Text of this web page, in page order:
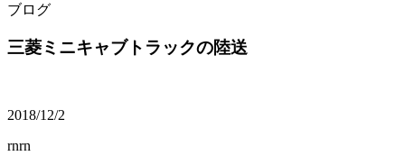
ブログ
三菱ミニキャブトラックの陸送
2018/12/2
rnrn